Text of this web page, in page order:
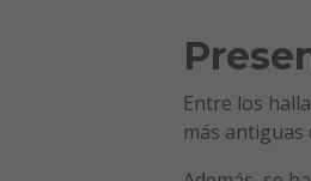
Entre los
más antiguas